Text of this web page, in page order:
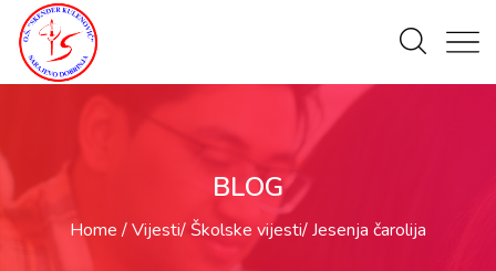
BLOG
Home Vijesti Školske vijesti Jesenja čarolija